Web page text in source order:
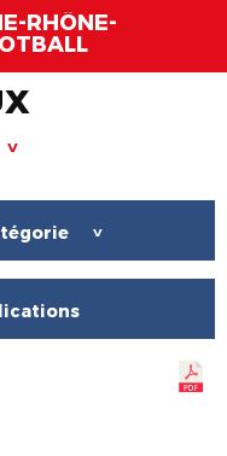
RHÔNE-
>
>